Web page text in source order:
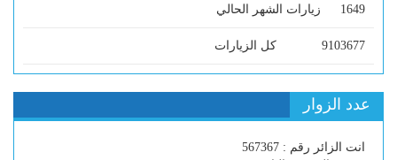
1649 زيارات الشهر الحالي
9103677 كل الزيارات
عدد الزوار
انت الزائر رقم : 567367